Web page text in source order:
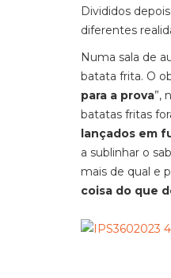
Divididos
diferentes
Numa sala de
batata frita. O
para a prova”,
batatas fritas
lançados em
a sublinhar o
mais de qual e
coisa do que